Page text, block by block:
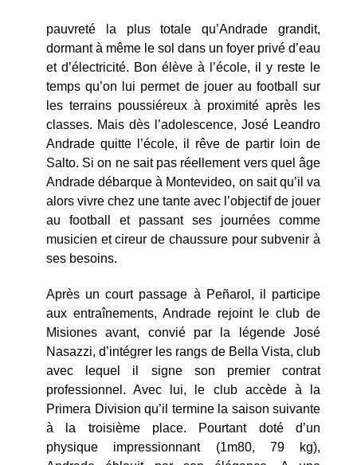
pauvreté la plus totale qu’Andrade grandit,
dormant à même le sol dans un foyer privé d’eau
et d’électricité. Bon élève à l’école, il y reste le
temps qu’on lui permet de jouer au football sur
les terrains poussiéreux à proximité après les
classes. Mais dès l’adolescence, José Leandro
Andrade quitte l’école, il rêve de partir loin de
Salto. Si on ne sait pas réellement vers quel âge
Andrade débarque à Montevideo, on sait qu’il va
alors vivre chez une tante avec l’objectif de jouer
au football et passant ses journées comme
musicien et cireur de chaussure pour subvenir à
ses besoins.
Après un court passage à Peñarol, il participe
aux entraînements, Andrade rejoint le club de
Misiones avant, convié par la légende José
Nasazzi, d’intégrer les rangs de Bella Vista, club
avec lequel il signe son premier contrat
professionnel. Avec lui, le club accède à la
Primera Division qu’il termine la saison suivante
à la troisième place. Pourtant doté d’un
physique impressionnant (1m80, 79 kg),